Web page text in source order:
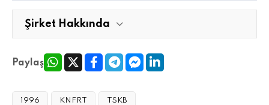
Şirket Hakkında
Paylaş
1996 KNFRT TSKB